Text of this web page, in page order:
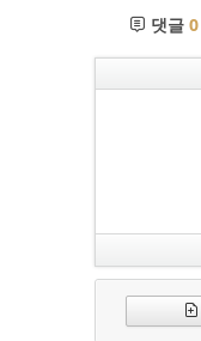
댓글 0